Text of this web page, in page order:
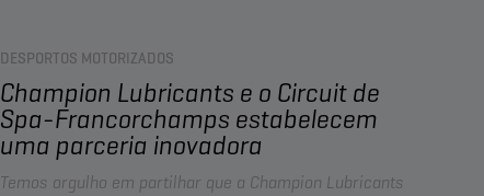
DESPORTOS MOTORIZADOS
Champion Lubricants e o Circuit de
Spa-Francorchamps estabelecem
uma parceria inovadora
Temos orgulho em partilhar que a Champion Lubricants